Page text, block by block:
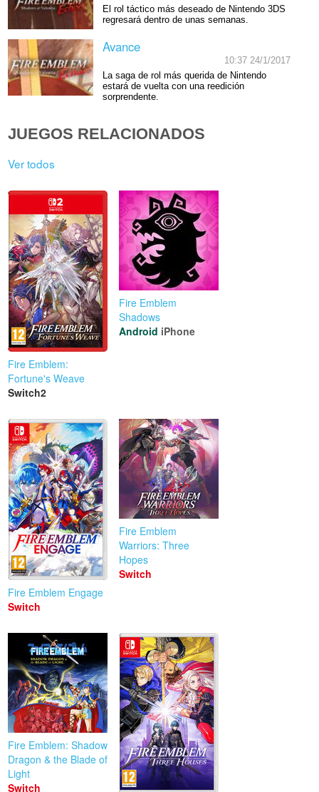
El rol táctico más deseado de Nintendo 3DS
regresará dentro de unas semanas.
Avance
10:37 24/1/2017
La saga de rol más querida de Nintendo
estará de vuelta con una reedición
sorprendente.
JUEGOS RELACIONADOS
Ver todos
Fire Emblem:
Fortune's Weave
Switch2
Fire Emblem
Shadows
Android iPhone
Fire Emblem Engage
Switch
Fire Emblem
Warriors: Three
Hopes
Switch
Fire Emblem: Shadow
Dragon & the Blade of
Light
Switch